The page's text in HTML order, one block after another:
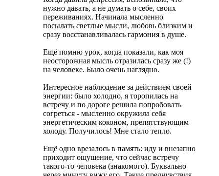
нужно давать, а не думать о себе, своих
переживаниях. Начинала мысленно
посылать светлые мысли, любовь близким и
сразу восстанавливалась гармония в душе.
Ещё помню урок, когда показали, как моя
неосторожная мысль отразилась сразу же (!)
на человеке. Было очень наглядно.
Интересное наблюдение за действием своей
энергии: было холодно, я торопилась на
встречу и по дороге решила попробовать
согреться - мысленно окружила себя
энергетическим коконом, препятствующим
холоду. Получилось! Мне стало тепло.
Ещё одно врезалось в память: иду и внезапно
приходит ощущение, что сейчас встречу
такого-то человека (знакомого). Буквально